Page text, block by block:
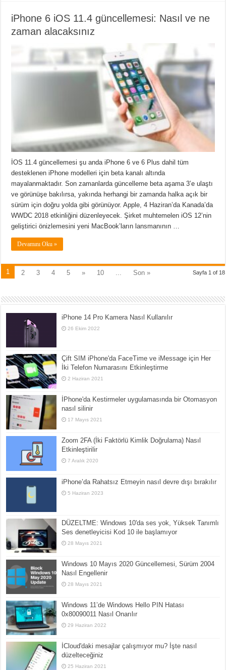
iPhone 6 iOS 11.4 güncellemesi: Nasıl ve ne
zaman alacaksınız
İOS 11.4 güncellemesi şu anda iPhone 6 ve 6 Plus dahil tüm
desteklenen iPhone modelleri için beta kanalı altında
mayalanmaktadır. Son zamanlarda güncelleme beta aşama 3’e ulaştı
ve görünüşe bakılırsa, yakında herhangi bir zamanda halka açık bir
sürüm için doğru yolda gibi görünüyor. Apple, 4 Haziran’da Kanada’da
WWDC 2018 etkinliğini düzenleyecek. Şirket muhtemelen iOS 12’nin
geliştirici önizlemesini yeni MacBook’ların lansmanının …
Devamını Oku »
Sayfa 1 of 18
1 2 3 4 5 » 10 Son »
iPhone 14 Pro Kamera Nasıl Kullanılır
26 Ekim 2022
Çift SIM iPhone'da FaceTime ve iMessage için Her
İki Telefon Numarasını Etkinleştirme
2 Haziran 2021
İPhone'da Kestirmeler uygulamasında bir Otomasyon
nasıl silinir
17 Mayıs 2021
Zoom 2FA (İki Faktörlü Kimlik Doğrulama) Nasıl
Etkinleştirilir
7 Aralık 2020
iPhone’da Rahatsız Etmeyin nasıl devre dışı bırakılır
5 Haziran 2023
DÜZELTME: Windows 10'da ses yok, Yüksek Tanımlı
Ses denetleyicisi Kod 10 ile başlamıyor
28 Mayıs 2021
Windows 10 Mayıs 2020 Güncellemesi, Sürüm 2004
Nasıl Engellenir
28 Mayıs 2021
Windows 11’de Windows Hello PIN Hatası
0x80090011 Nasıl Onarılır
29 Haziran 2022
İCloud'daki mesajlar çalışmıyor mu? İşte nasıl
düzelteceğiniz
25 Haziran 2021